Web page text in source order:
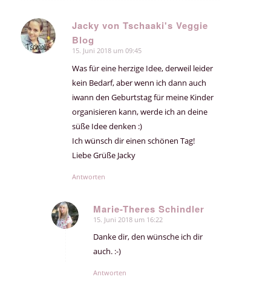
Jacky von Tschaaki's Veggie
Blog
sagte:
15. Juni 2018 um 09:45
Was für eine herzige Idee, derweil leider
kein Bedarf, aber wenn ich dann auch
iwann den Geburtstag für meine Kinder
organisieren kann, werde ich an deine
süße Idee denken :)
Ich wünsch dir einen schönen Tag!
Liebe Grüße Jacky
Antworten
Marie-Theres Schindler
sagte:
15. Juni 2018 um 16:22
Danke dir, den wünsche ich dir
auch. :-)
Antworten